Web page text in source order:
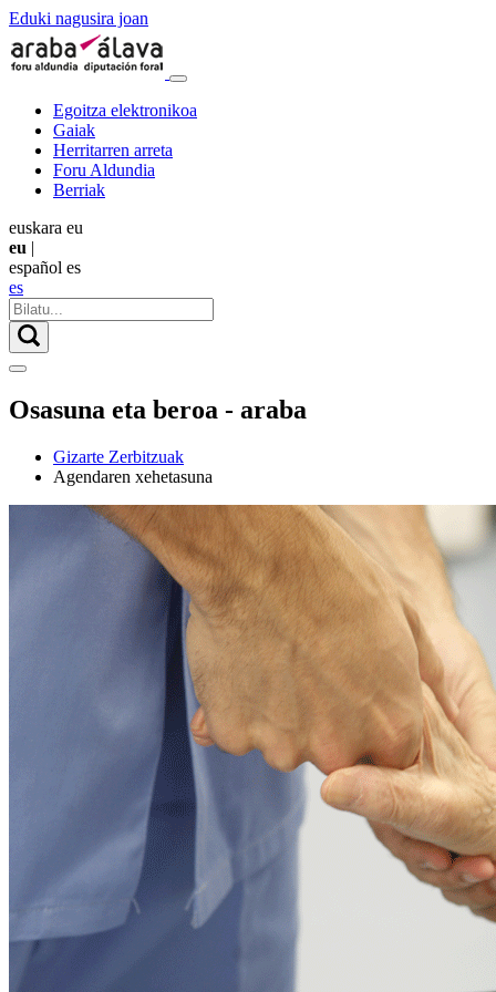
Eduki nagusira joan
Egoitza elektronikoa
Gaiak
Herritarren arreta
Foru Aldundia
Berriak
euskara eu
eu |
español es
es
Osasuna eta beroa - araba
Gizarte Zerbitzuak
Agendaren xehetasuna